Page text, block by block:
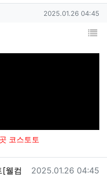
작성일
2025.01.26 04:45
목
코스토토
[웰컴
작성일
2025.01.26 04:45